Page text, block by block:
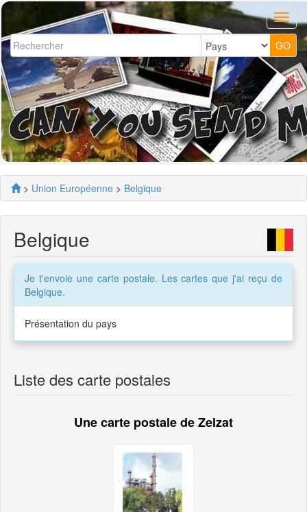
> Union Européenne > Belgique
Belgique
Je t'envoie une carte postale. Les cartes que j'ai reçu de
Belgique.
Présentation du pays
Liste des carte postales
Une carte postale de Zelzat